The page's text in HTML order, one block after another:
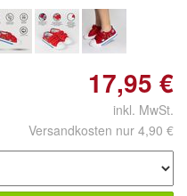
17,95 €
inkl. MwSt.
Versandkosten nur 4,90 €